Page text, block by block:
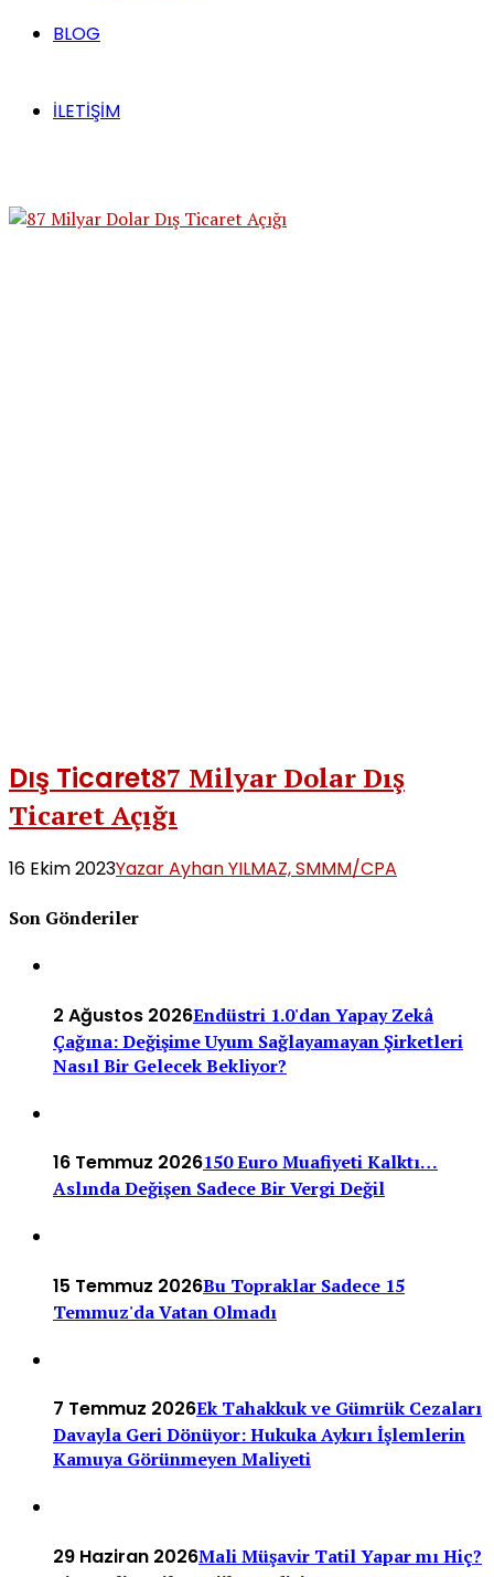
BLOG
İLETİŞİM
Dış Ticaret87 Milyar Dolar Dış
Ticaret Açığı
16 Ekim 2023Yazar Ayhan YILMAZ, SMMM/CPA
Son Gönderiler
2 Ağustos 2026Endüstri 1.0'dan Yapay Zekâ
Çağına: Değişime Uyum Sağlayamayan Şirketleri
Nasıl Bir Gelecek Bekliyor?
16 Temmuz 2026150 Euro Muafiyeti Kalktı…
Aslında Değişen Sadece Bir Vergi Değil
15 Temmuz 2026Bu Topraklar Sadece 15
Temmuz'da Vatan Olmadı
7 Temmuz 2026Ek Tahakkuk ve Gümrük Cezaları
Davayla Geri Dönüyor: Hukuka Aykırı İşlemlerin
Kamuya Görünmeyen Maliyeti
29 Haziran 2026Mali Müşavir Tatil Yapar mı Hiç?